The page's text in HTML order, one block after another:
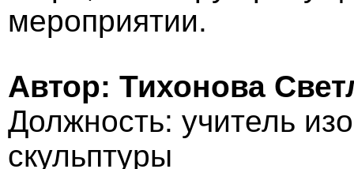
мероприятии.
Автор: Тихонова
Должность: учитель
скульптуры